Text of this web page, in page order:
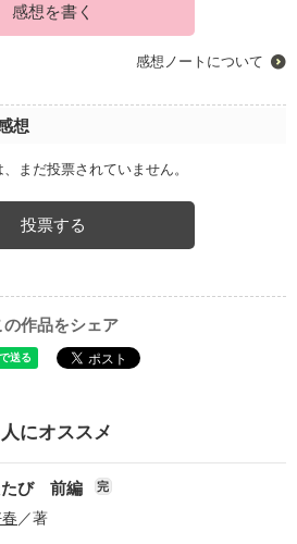
感想を書く
感想ノートについて
想
まだ投票されていません。
投票する
の作品をシェア
にオススメ
たび 前編 完
／著